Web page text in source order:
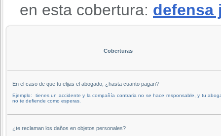
en esta cobertura: defensa
Coberturas
En el caso de que tu elijas el abogado, ¿hasta cuanto pagan?
Ejemplo: tienes un accidente y la compañía contraria no se hace responsable, y tu
no te defiende como esperas.
¿te reclaman los daños en objetos personales?